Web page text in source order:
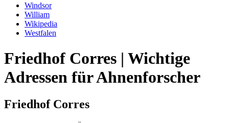
Windsor
William
Wikipedia
Westfalen
Friedhof Corres | Wichtige
Adressen für Ahnenforscher
Friedhof Corres